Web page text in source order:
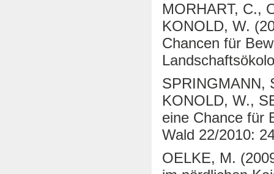
MORHART, C.,
KONOLD, W.
Chancen für
SPRINGMANN,
KONOLD, W.,
eine Chance für
Wald 22/2010:
OELKE, M.